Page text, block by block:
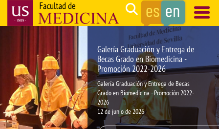
Search
principal
Galería Graduación y Entrega de
Becas Grado en Biomedicina -
Promoción 2022-2026
Galería Graduación y Entrega de Becas
Grado en Biomedicina - Promoción 2022-
2026
12 de junio de 2026